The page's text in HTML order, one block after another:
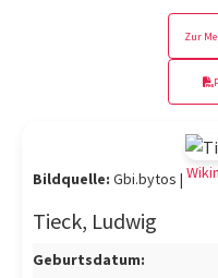
Zur
Tieck, Ludwig
Geburtsdatum:
Bildquelle: Gbi.bytos |